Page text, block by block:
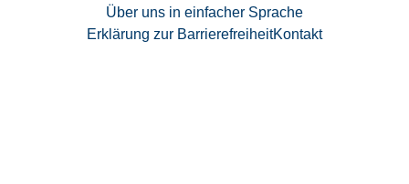
Über uns in einfacher Sprache
Erklärung zur BarrierefreiheitKontakt